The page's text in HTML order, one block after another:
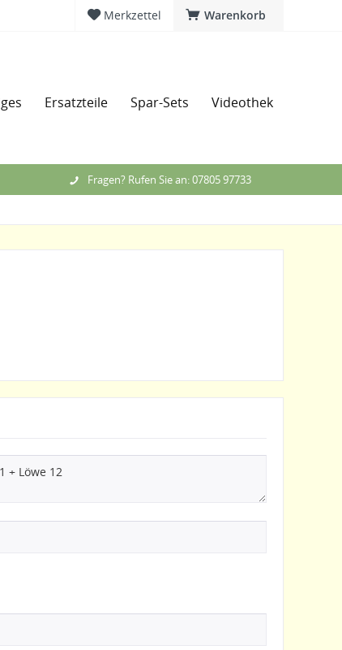
Warenkorb
Merkzettel
Ersatzteile Spar-Sets Videothek
Fragen? Rufen Sie an: 07805 97733